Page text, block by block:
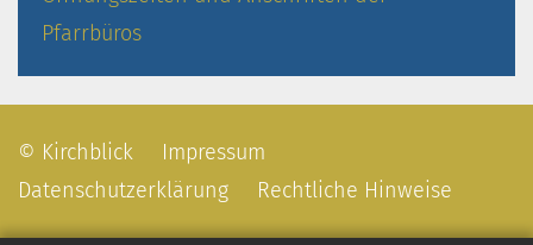
Pfarrbüros
© Kirchblick
Impressum
Datenschutzerklärung
Rechtliche Hinweise